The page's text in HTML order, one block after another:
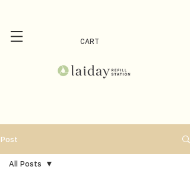
CART
Post
All Posts